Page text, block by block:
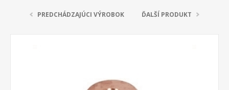
PREDCHÁDZAJÚCI VÝROBOK ĎALŠÍ PRODUKT